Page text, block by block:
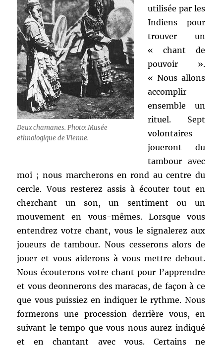
Deux chamanes. Photo: Musée
ethnologique de Vienne.
utilisée par les
Indiens pour
trouver un
« chant de
pouvoir ».
« Nous allons
accomplir
ensemble un
rituel. Sept
volontaires
joueront du
tambour avec
moi ; nous marcherons en rond au centre du
cercle. Vous resterez assis à écouter tout en
cherchant un son, un sentiment ou un
mouvement en vous-mêmes. Lorsque vous
entendrez votre chant, vous le signalerez aux
joueurs de tambour. Nous cesserons alors de
jouer et vous aiderons à vous mettre debout.
Nous écouterons votre chant pour l’apprendre
et vous deonnerons des maracas, de façon à ce
que vous puissiez en indiquer le rythme. Nous
formerons une procession derrière vous, en
suivant le tempo que vous nous aurez indiqué
et en chantant avec vous. Certains ne